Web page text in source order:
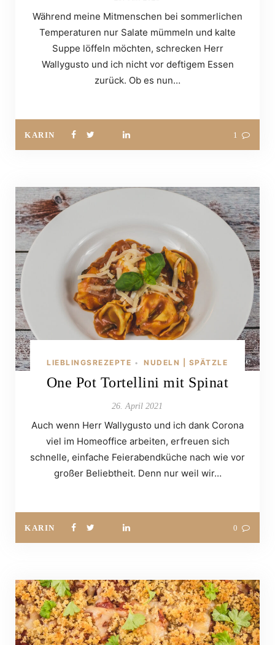
Während meine Mitmenschen bei sommerlichen
Temperaturen nur Salate mümmeln und kalte
Suppe löffeln möchten, schrecken Herr
Wallygusto und ich nicht vor deftigem Essen
zurück. Ob es nun…
KARIN 1
LIEBLINGSREZEPTE • NUDELN | SPÄTZLE
One Pot Tortellini mit Spinat
26. April 2021
Auch wenn Herr Wallygusto und ich dank Corona
viel im Homeoffice arbeiten, erfreuen sich
schnelle, einfache Feierabendküche nach wie vor
großer Beliebtheit. Denn nur weil wir…
KARIN 0